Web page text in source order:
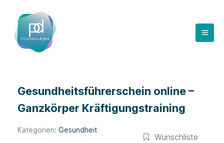
springen
Gesundheitsführerschein online –
Ganzkörper Kräftigungstraining
Kategorien:Gesundheit
Wunschliste